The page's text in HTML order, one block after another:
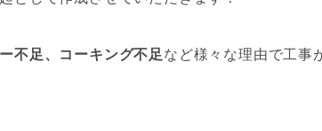
不足、コーキング不足 など様々な理由で工事